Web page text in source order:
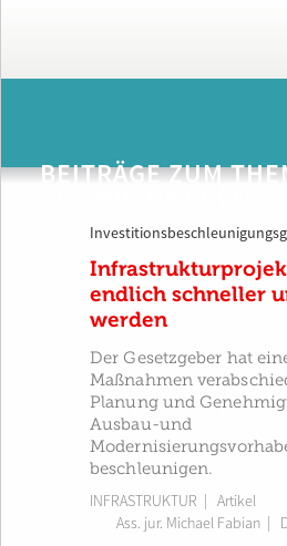
BEITRÄGE ZUM
endlich schneller
werden
Der Gesetzgeber hat
Maßnahmen
Planung und
Ausbau-und
beschleunigen.
INFRASTRUKTUR | Artikel
Ass. jur. Michael Fabian